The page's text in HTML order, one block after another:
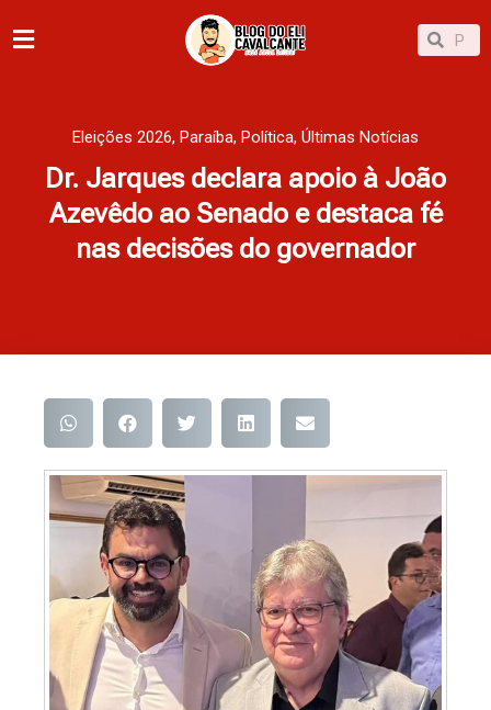
para
Pesquisar
Eleições 2026, Paraíba, Política, Últimas Notícias
Dr. Jarques declara apoio à João
Azevêdo ao Senado e destaca fé
nas decisões do governador